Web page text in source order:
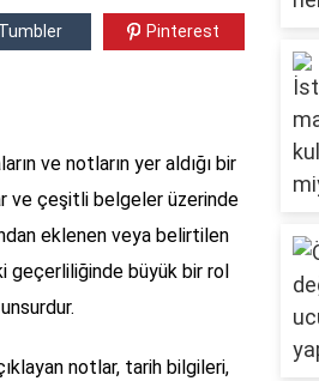
Tumbler Pinterest
ve notların yer aldığı bir
ve çeşitli belgeler üzerinde
eklenen veya belirtilen
geçerliliğinde büyük bir rol
notlar, tarih bilgileri,